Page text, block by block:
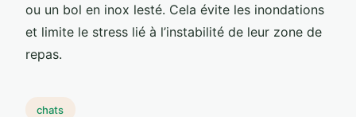
ou un bol en inox lesté. Cela évite les inondations
et limite le stress lié à l’instabilité de leur zone de
repas.
chats